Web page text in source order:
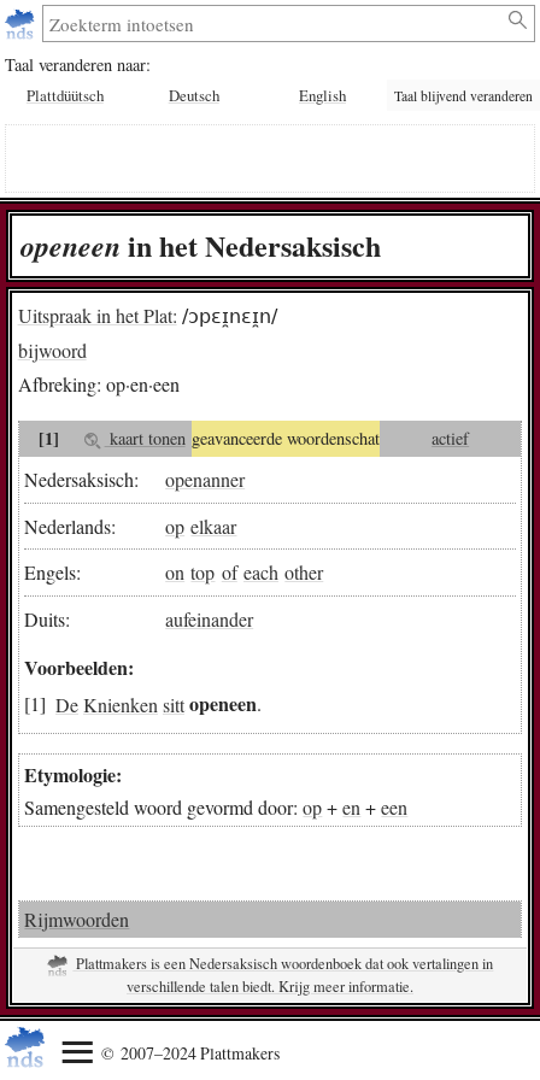
Taal veranderen naar:
Plattdüütsch Deutsch English Taal blijvend veranderen
op­en­een in het Nedersaksisch
Uitspraak in het Plat: /ɔpɛɪ̯nɛɪ̯n/
bijwoord
Afbreking: op·en·een
[1] kaart tonen geavanceerde woordenschat actief
Nedersaksisch:
openanner
Nederlands:
op elkaar
Engels:
on top of each other
Duits:
aufeinander
Voorbeelden:
DeKnienken sittopeneen.
Etymologie:
Samengesteld woord gevormd door:op+en +een
Rijmwoorden
Plattmakers is een Nedersaksisch woordenboek dat ook vertalingen in
verschillende talen biedt. Krijg meer informatie.
© 2007–2024 Plattmakers